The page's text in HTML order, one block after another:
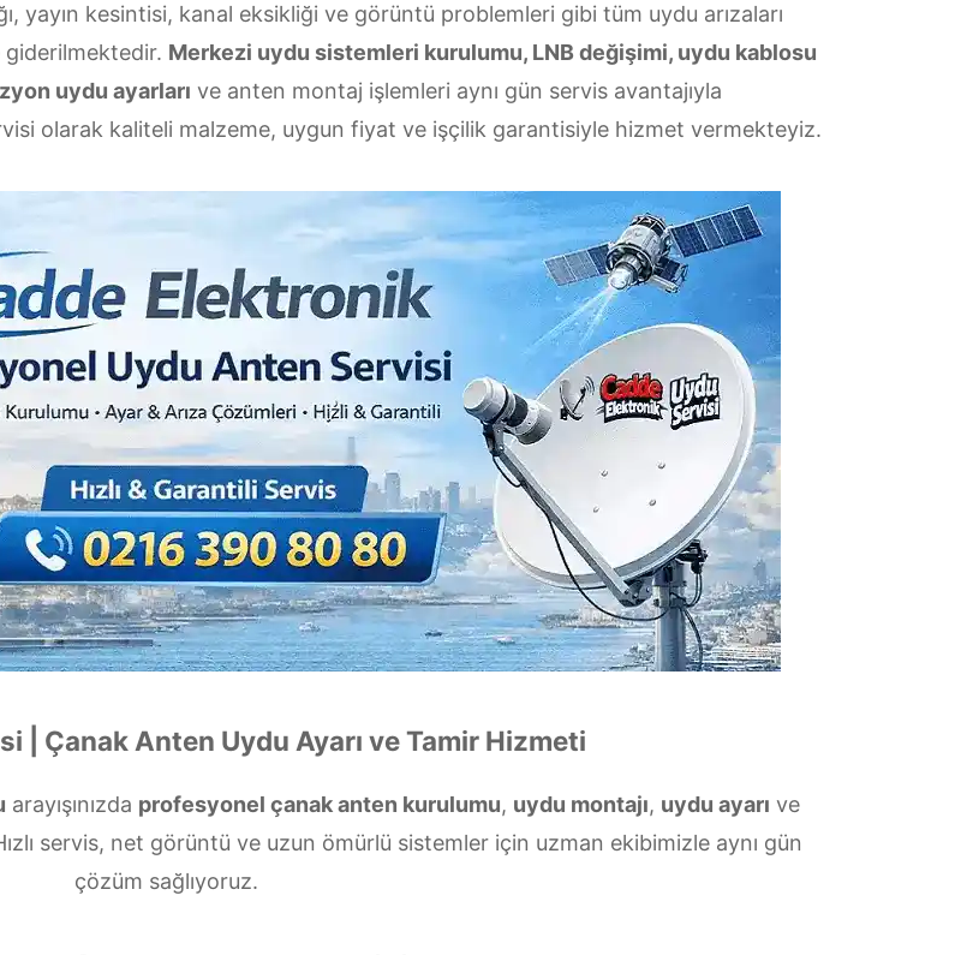
yayın kesintisi, kanal eksikliği ve görüntü problemleri gibi tüm uydu arızaları
giderilmektedir. Merkezi uydu sistemleri kurulumu, LNB değişimi, uydu kablosu
uydu ayarları ve anten montaj işlemleri aynı gün servis avantajıyla
olarak kaliteli malzeme, uygun fiyat ve işçilik garantisiyle hizmet vermekteyiz.
| Çanak Anten Uydu Ayarı ve Tamir Hizmeti
arayışınızda profesyonel çanak anten kurulumu, uydu montajı, uydu ayarı ve
servis, net görüntü ve uzun ömürlü sistemler için uzman ekibimizle aynı gün
çözüm sağlıyoruz.